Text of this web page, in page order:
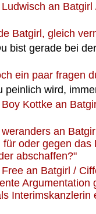
Ludwisch an
Batgirl, gleich
bist gerade bei
ein paar fragen
peinlich wird,
Boy Kottke an
weranders an
oder gegen
abschaffen?"
Free an Batgirl /
Argumentation
Interimskanzlerin